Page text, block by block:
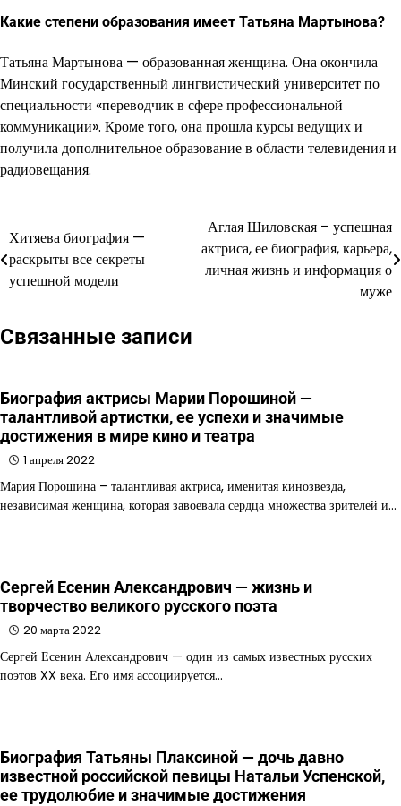
Какие степени образования имеет Татьяна Мартынова?
Татьяна Мартынова — образованная женщина. Она окончила
Минский государственный лингвистический университет по
специальности «переводчик в сфере профессиональной
коммуникации». Кроме того, она прошла курсы ведущих и
получила дополнительное образование в области телевидения и
радиовещания.
Навигация
по
записям
Хитяева биография —
раскрыты все секреты
успешной модели
Аглая Шиловская – успешная
актриса, ее биография, карьера,
личная жизнь и информация о
муже
Связанные записи
Биография актрисы Марии Порошиной —
талантливой артистки, ее успехи и значимые
достижения в мире кино и театра
1 апреля 2022
Мария Порошина – талантливая актриса, именитая кинозвезда,
независимая женщина, которая завоевала сердца множества зрителей и…
Сергей Есенин Александрович — жизнь и
творчество великого русского поэта
20 марта 2022
Сергей Есенин Александрович — один из самых известных русских
поэтов XX века. Его имя ассоциируется…
Биография Татьяны Плаксиной — дочь давно
известной российской певицы Натальи Успенской,
ее трудолюбие и значимые достижения